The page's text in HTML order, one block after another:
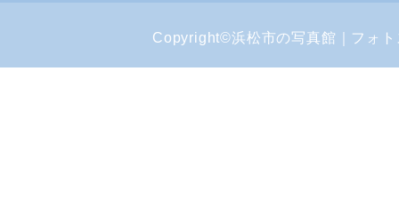
Copyright©浜松市の写真館｜フォ